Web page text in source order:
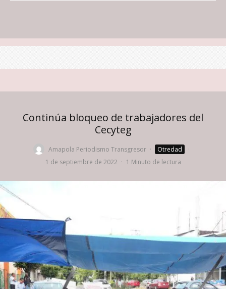
Continúa bloqueo de trabajadores del
Cecyteg
Amapola Periodismo Transgresor · Otredad
·
1 de septiembre de 2022 · 1 Minuto de lectura